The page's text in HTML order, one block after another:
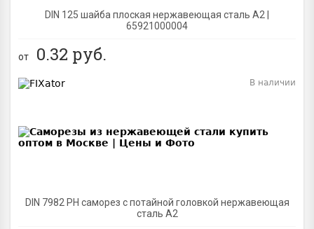
DIN 125 шайба плоская нержавеющая сталь A2 |
65921000004
от 0.32 руб.
DIN 7982 PH саморез с потайной головкой нержавеющая
сталь A2
В наличии